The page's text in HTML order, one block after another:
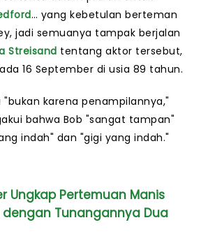
… yang kebetulan berteman
jadi semuanya tampak berjalan
Streisand tentang aktor tersebut,
16 September di usia 89 tahun.
karena penampilannya,"
bahwa Bob "sangat tampan"
indah" dan "gigi yang indah."
Ungkap Pertemuan Manis
dengan Tunangannya Dua